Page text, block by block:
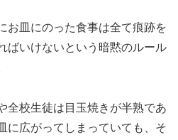
お皿にのった食事は全て痕跡を
ばいけないという暗黙のルール
全校生徒は目玉焼きが半熟であ
に広がってしまっていても、そ